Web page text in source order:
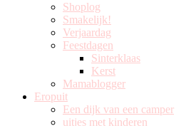
Shoplog
Smakelijk!
Verjaardag
Feestdagen
Sinterklaas
Kerst
Mamablogger
Eropuit
Een dijk van een camper
uitjes met kinderen